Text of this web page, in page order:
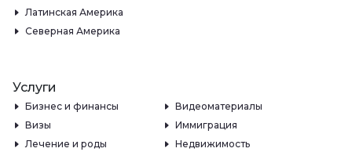
Латинская Америка
Северная Америка
Услуги
Бизнес и финансы
Видеоматериалы
Визы
Иммиграция
Лечение и роды
Недвижимость